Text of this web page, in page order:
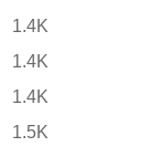
1.4K
1.4K
1.4K
1.5K